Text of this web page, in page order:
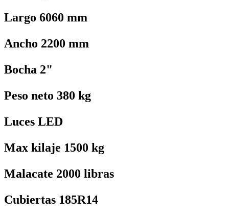
Largo 6060 mm
Ancho 2200 mm
Bocha 2"
Peso neto 380 kg
Luces LED
Max kilaje 1500 kg
Malacate 2000 libras
Cubiertas 185R14